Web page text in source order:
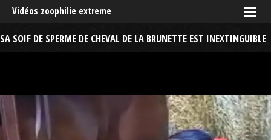
Vidéos zoophilie extreme
SA SOIF DE SPERME DE CHEVAL DE LA BRUNETTE EST INEXTINGUIBLE